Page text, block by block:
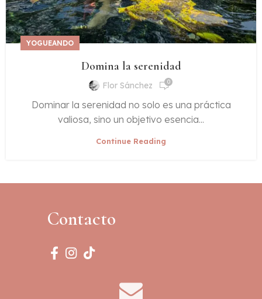
YOGUEANDO
Domina la serenidad
Flor Sánchez 0
Dominar la serenidad no solo es una práctica
valiosa, sino un objetivo esencia...
Continue Reading
Contacto